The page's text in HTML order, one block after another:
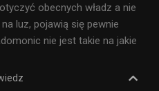
obecnych władz a nie
luz, pojawią się pewnie
nie jest takie na jakie